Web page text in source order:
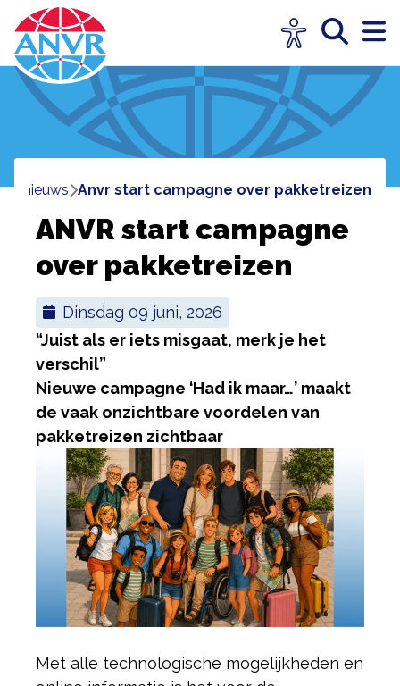
reisnieuws anvr start campagne over pakketreizen
ANVR start campagne
over pakketreizen
dinsdag 09 juni, 2026
“Juist als er iets misgaat, merk je het
verschil”
Nieuwe campagne ‘Had ik maar…’ maakt
de vaak onzichtbare voordelen van
pakketreizen zichtbaar
Met alle technologische mogelijkheden en